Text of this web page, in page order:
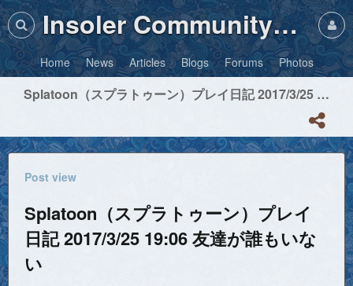
Insoler Community・Photos
Home News Articles Blogs Forums Photos
Splatoon（スプラトゥーン）プレイ日記 2017/3/25 19:06 友達が誰もいない
Post view
Splatoon（スプラトゥーン）プレイ
日記 2017/3/25 19:06 友達が誰もいな
い